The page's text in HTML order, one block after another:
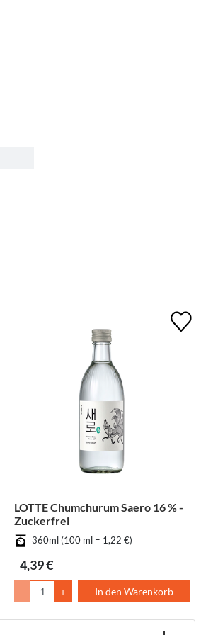
LOTTE Chumchurum Saero 16 % -
Zuckerfrei
360ml (100 ml = 1,22 €)
4,39 €
- + In den Warenkorb